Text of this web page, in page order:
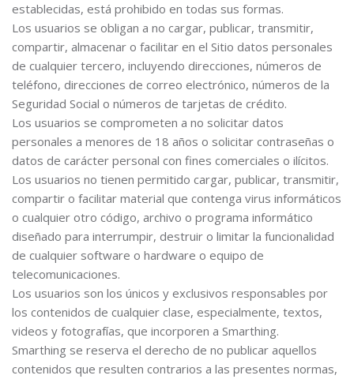
establecidas, está prohibido en todas sus formas.
Los usuarios se obligan a no cargar, publicar, transmitir,
compartir, almacenar o facilitar en el Sitio datos personales
de cualquier tercero, incluyendo direcciones, números de
teléfono, direcciones de correo electrónico, números de la
Seguridad Social o números de tarjetas de crédito.
Los usuarios se comprometen a no solicitar datos
personales a menores de 18 años o solicitar contraseñas o
datos de carácter personal con fines comerciales o ilícitos.
Los usuarios no tienen permitido cargar, publicar, transmitir,
compartir o facilitar material que contenga virus informáticos
o cualquier otro código, archivo o programa informático
diseñado para interrumpir, destruir o limitar la funcionalidad
de cualquier software o hardware o equipo de
telecomunicaciones.
Los usuarios son los únicos y exclusivos responsables por
los contenidos de cualquier clase, especialmente, textos,
videos y fotografías, que incorporen a Smarthing.
Smarthing se reserva el derecho de no publicar aquellos
contenidos que resulten contrarios a las presentes normas,